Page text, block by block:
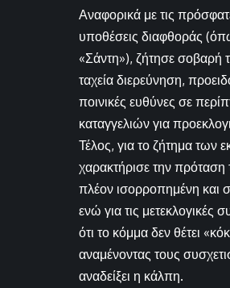
Αναφορικά με τις
υποθέσεις διαφθοράς
«Σάντη»), ζήτησε σοβαρή
ταχεία διερεύνηση,
ποινικές ευθύνες σε
καταγγελιών για
Τέλος, για το ζήτημα των
χαρακτήρισε την
πλέον ισορροπημένη και
ενώ για τις μετεκλογικές
ότι το κόμμα δεν θέτει
αναμένοντας τους
αναδείξει η κάλπη.